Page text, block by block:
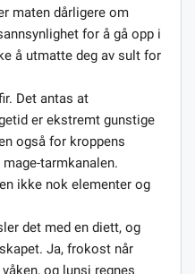
maten dårligere om
for å gå opp i
å utmatte deg av sult for
Det antas at
er ekstremt gunstige
også for kroppens
tarmkanalen.
ikke nok elementer og
det med en diett, og
Ja, frokost når
og lunsj regnes